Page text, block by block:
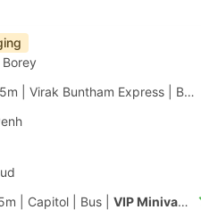
| Virak Buntham Express Bus
| Capitol Bus VIP Minivan 11